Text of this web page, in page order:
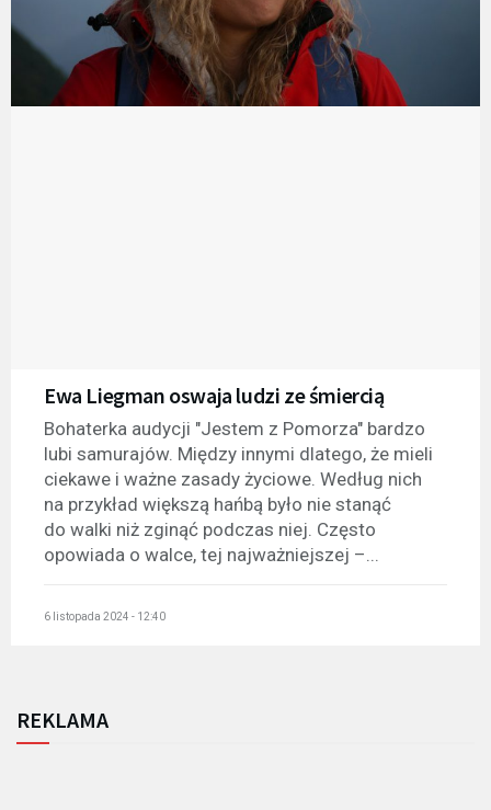
Ewa Liegman oswaja ludzi ze śmiercią
Bohaterka audycji "Jestem z Pomorza" bardzo
lubi samurajów. Między innymi dlatego, że mieli
ciekawe i ważne zasady życiowe. Według nich
na przykład większą hańbą było nie stanąć
do walki niż zginąć podczas niej. Często
opowiada o walce, tej najważniejszej –...
6 listopada 2024 - 12:40
REKLAMA